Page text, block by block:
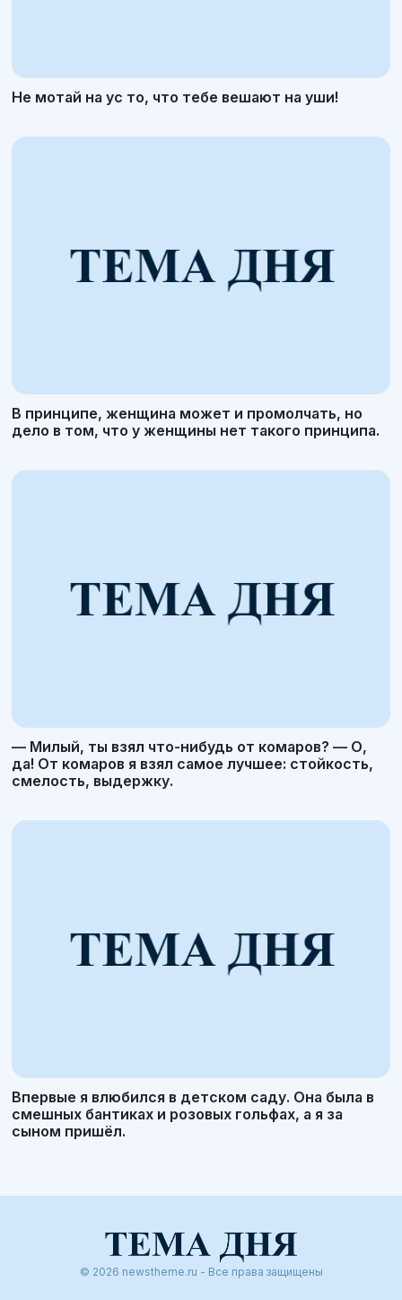
Не мотай на ус то, что тебе вешают на уши!
В принципе, женщина может и промолчать, но
дело в том, что у женщины нет такого принципа.
— Милый, ты взял что-нибудь от комаров? — О,
да! От комаров я взял самое лучшее: стойкость,
смелость, выдержку.
Впервые я влюбился в детском саду. Она была в
смешных бантиках и розовых гольфах, а я за
сыном пришёл.
© 2026 newstheme.ru - Все права защищены